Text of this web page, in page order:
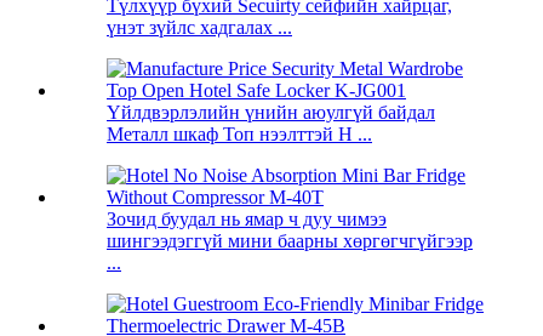
Түлхүүр бүхий Secuirty сейфийн хайрцаг,
үнэт зүйлс хадгалах ...
Үйлдвэрлэлийн үнийн аюулгүй байдал
Металл шкаф Топ нээлттэй H ...
Зочид буудал нь ямар ч дуу чимээ
шингээдэггүй мини баарны хөргөгчгүйгээр
...